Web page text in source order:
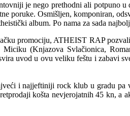
je nego prethodni ali potpuno
poruke. Osmišljen, komponiran,
album. Po nama za sada
promociju, ATHEIST RAP
Miciku (Knjazova Svlačionica,
uvod u ovu veliku feštu i zabavi
i najjeftiniji rock klub u gradu pa
košta nevjerojatnih 45 kn, a